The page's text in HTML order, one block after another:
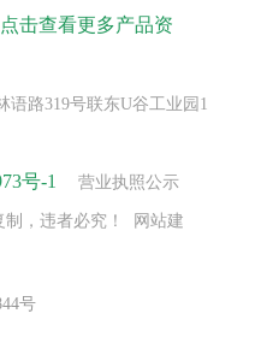
点击查看更多产品资
路319号联东U谷工业园1
号-1 营业执照公示
制，违者必究！ 网站建
号